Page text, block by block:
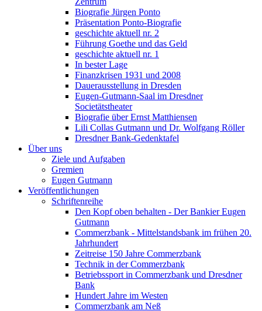
Biografie Jürgen Ponto
Präsentation Ponto-Biografie
geschichte aktuell nr. 2
Führung Goethe und das Geld
geschichte aktuell nr. 1
In bester Lage
Finanzkrisen 1931 und 2008
Dauerausstellung in Dresden
Eugen-Gutmann-Saal im Dresdner
Societätstheater
Biografie über Ernst Matthiensen
Lili Collas Gutmann und Dr. Wolfgang Röller
Dresdner Bank-Gedenktafel
Über uns
Ziele und Aufgaben
Gremien
Eugen Gutmann
Veröffentlichungen
Schriftenreihe
Den Kopf oben behalten - Der Bankier Eugen
Gutmann
Commerzbank - Mittelstandsbank im frühen 20.
Jahrhundert
Zeitreise 150 Jahre Commerzbank
Technik in der Commerzbank
Betriebssport in Commerzbank und Dresdner
Bank
Hundert Jahre im Westen
Commerzbank am Neß